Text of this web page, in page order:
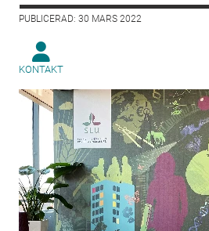
PUBLICERAD: 30 MARS 2022
KONTAKT